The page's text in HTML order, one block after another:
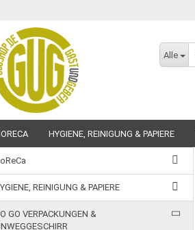
Alle
HYGIENE, REINIGUNG & PAPIERE
ARTIKEL
REINIGUNG & PAPIERE
GO VERPACKUNGEN &